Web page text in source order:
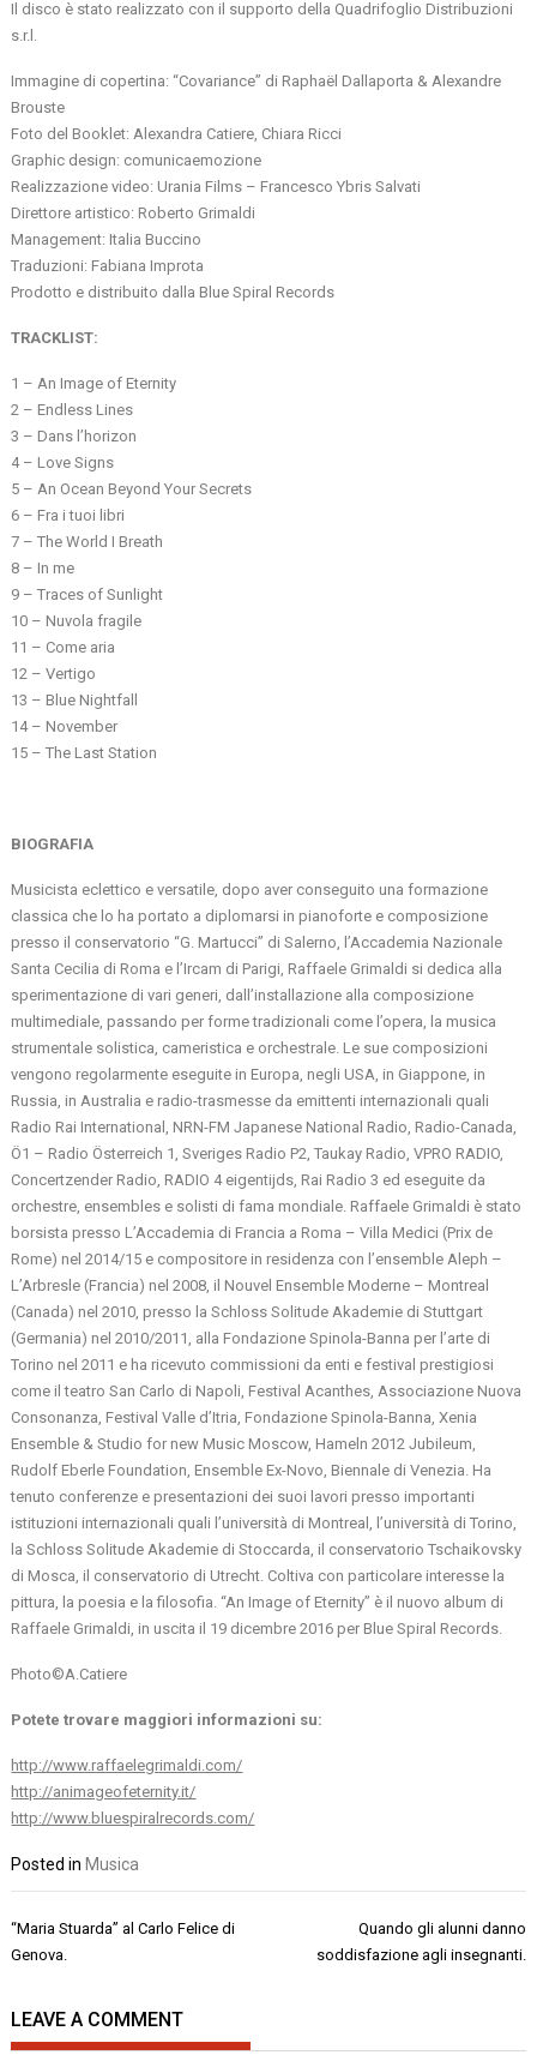
Il disco è stato realizzato con il supporto della Quadrifoglio Distribuzioni
s.r.l.
Immagine di copertina: “Covariance” di Raphaël Dallaporta & Alexandre
Brouste
Foto del Booklet: Alexandra Catiere, Chiara Ricci
Graphic design: comunicaemozione
Realizzazione video: Urania Films – Francesco Ybris Salvati
Direttore artistico: Roberto Grimaldi
Management: Italia Buccino
Traduzioni: Fabiana Improta
Prodotto e distribuito dalla Blue Spiral Records
TRACKLIST:
1 – An Image of Eternity
2 – Endless Lines
3 – Dans l’horizon
4 – Love Signs
5 – An Ocean Beyond Your Secrets
6 – Fra i tuoi libri
7 – The World I Breath
8 – In me
9 – Traces of Sunlight
10 – Nuvola fragile
11 – Come aria
12 – Vertigo
13 – Blue Nightfall
14 – November
15 – The Last Station
BIOGRAFIA
Musicista eclettico e versatile, dopo aver conseguito una formazione
classica che lo ha portato a diplomarsi in pianoforte e composizione
presso il conservatorio “G. Martucci” di Salerno, l’Accademia Nazionale
Santa Cecilia di Roma e l’Ircam di Parigi, Raffaele Grimaldi si dedica alla
sperimentazione di vari generi, dall’installazione alla composizione
multimediale, passando per forme tradizionali come l’opera, la musica
strumentale solistica, cameristica e orchestrale. Le sue composizioni
vengono regolarmente eseguite in Europa, negli USA, in Giappone, in
Russia, in Australia e radio-trasmesse da emittenti internazionali quali
Radio Rai International, NRN-FM Japanese National Radio, Radio-Canada,
Ö1 – Radio Österreich 1, Sveriges Radio P2, Taukay Radio, VPRO RADIO,
Concertzender Radio, RADIO 4 eigentijds, Rai Radio 3 ed eseguite da
orchestre, ensembles e solisti di fama mondiale. Raffaele Grimaldi è stato
borsista presso L’Accademia di Francia a Roma – Villa Medici (Prix de
Rome) nel 2014/15 e compositore in residenza con l’ensemble Aleph –
L’Arbresle (Francia) nel 2008, il Nouvel Ensemble Moderne – Montreal
(Canada) nel 2010, presso la Schloss Solitude Akademie di Stuttgart
(Germania) nel 2010/2011, alla Fondazione Spinola-Banna per l’arte di
Torino nel 2011 e ha ricevuto commissioni da enti e festival prestigiosi
come il teatro San Carlo di Napoli, Festival Acanthes, Associazione Nuova
Consonanza, Festival Valle d’Itria, Fondazione Spinola-Banna, Xenia
Ensemble & Studio for new Music Moscow, Hameln 2012 Jubileum,
Rudolf Eberle Foundation, Ensemble Ex-Novo, Biennale di Venezia. Ha
tenuto conferenze e presentazioni dei suoi lavori presso importanti
istituzioni internazionali quali l’università di Montreal, l’università di Torino,
la Schloss Solitude Akademie di Stoccarda, il conservatorio Tschaikovsky
di Mosca, il conservatorio di Utrecht. Coltiva con particolare interesse la
pittura, la poesia e la filosofia. “An Image of Eternity” è il nuovo album di
Raffaele Grimaldi, in uscita il 19 dicembre 2016 per Blue Spiral Records.
Photo©A.Catiere
Potete trovare maggiori informazioni su:
http://www.raffaelegrimaldi.com/
http://animageofeternity.it/
http://www.bluespiralrecords.com/
Posted in Musica
Navigazione
articoli
“Maria Stuarda” al Carlo Felice di
Genova.
Quando gli alunni danno
soddisfazione agli insegnanti.
LEAVE A COMMENT